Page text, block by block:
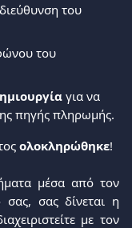
του
του
για να
πηγής πληρωμής.
ολοκληρώθηκε!
μέσα από τον
σας, σας δίνεται η
με τον